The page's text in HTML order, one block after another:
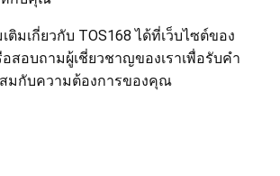
มเกี่ยวกับ TOS168 ได้ที่เว็บไซต์ของ
สอบถามผู้เชี่ยวชาญของเราเพื่อรับคำ
มกับความต้องการของคุณ